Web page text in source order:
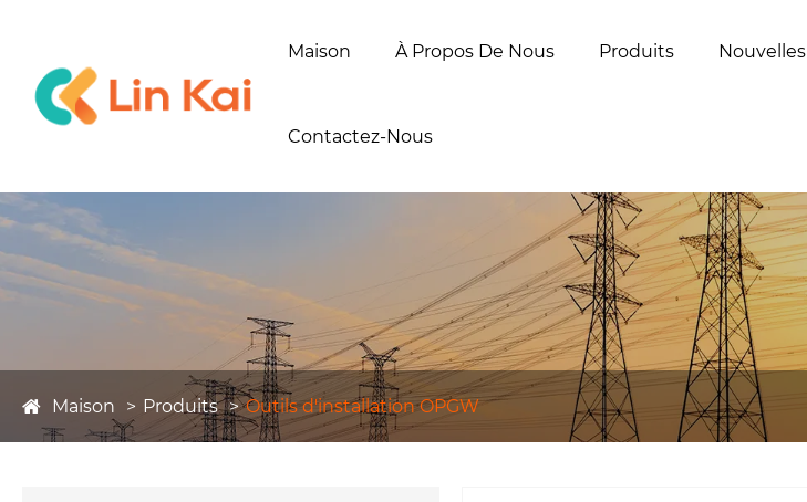
Maison À Propos De Nous Produits Nouvelles
Contactez-Nous
Maison Produits Outils d'installation OPGW